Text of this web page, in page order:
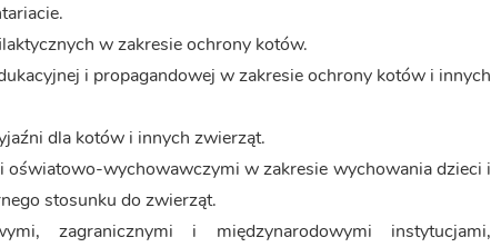
w zakresie ochrony kotów.
i propagandowej w zakresie ochrony kotów i innych
dla kotów i innych zwierząt.
oświatowo-wychowawczymi w zakresie wychowania dzieci i
stosunku do zwierząt.
zagranicznymi i międzynarodowymi instytucjami,